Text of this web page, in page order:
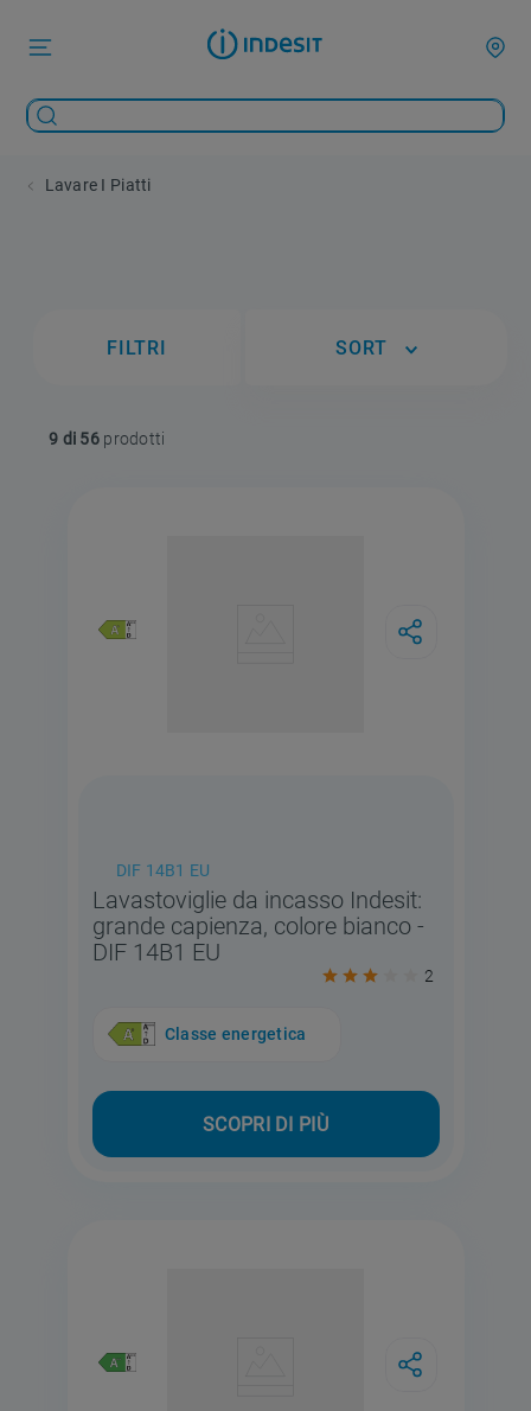
Lavare I Piatti
FILTRI SORT
9 di 56
DIF 14B1 EU
Lavastoviglie da incasso Indesit:
grande capienza, colore bianco -
DIF 14B1 EU
2
Classe energetica
SCOPRI DI PIÙ